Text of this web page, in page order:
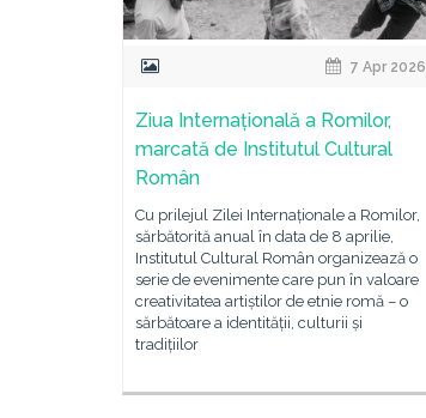
7 Apr 2026
Ziua Internațională a Romilor,
marcată de Institutul Cultural
Român
Cu prilejul Zilei Internaționale a Romilor,
sărbătorită anual în data de 8 aprilie,
Institutul Cultural Român organizează o
serie de evenimente care pun în valoare
creativitatea artiștilor de etnie romă – o
sărbătoare a identității, culturii și
tradițiilor